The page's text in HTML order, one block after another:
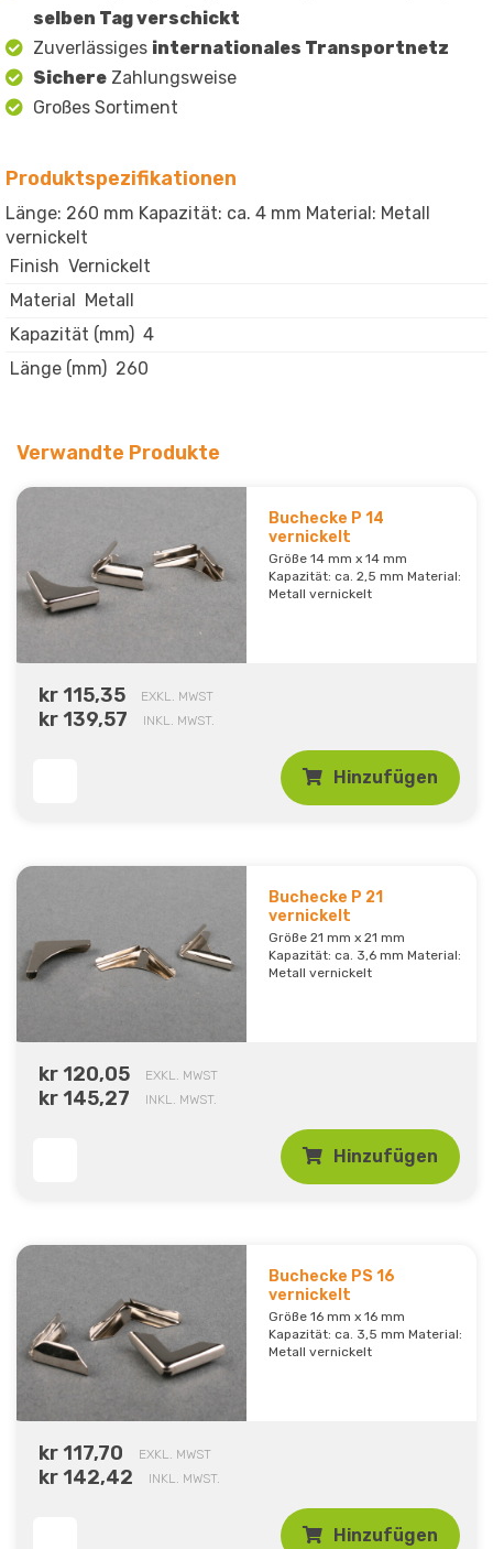
selben Tag verschickt
Zuverlässiges internationales Transportnetz
Sichere Zahlungsweise
Großes Sortiment
Produktspezifikationen
Länge: 260 mm Kapazität: ca. 4 mm Material: Metall
vernickelt
Finish Vernickelt
Material Metall
Kapazität (mm) 4
Länge (mm) 260
Verwandte Produkte
Buchecke P 14
vernickelt
Größe 14 mm x 14 mm
Kapazität: ca. 2,5 mm Material:
Metall vernickelt
kr 115,35 EXKL. MWST
kr 139,57 INKL. MWST.
Hinzufügen
Buchecke P 21
vernickelt
Größe 21 mm x 21 mm
Kapazität: ca. 3,6 mm Material:
Metall vernickelt
kr 120,05 EXKL. MWST
kr 145,27 INKL. MWST.
Hinzufügen
Buchecke PS 16
vernickelt
Größe 16 mm x 16 mm
Kapazität: ca. 3,5 mm Material:
Metall vernickelt
kr 117,70 EXKL. MWST
kr 142,42 INKL. MWST.
Hinzufügen